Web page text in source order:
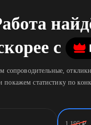
c
покажем статистику по